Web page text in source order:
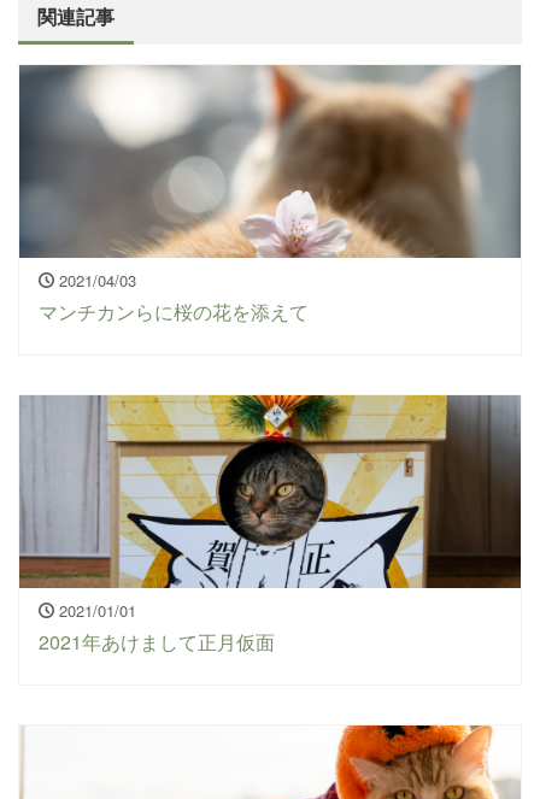
関連記事
2021/04/03
マンチカンらに桜の花を添えて
2021/01/01
2021年あけまして正月仮面